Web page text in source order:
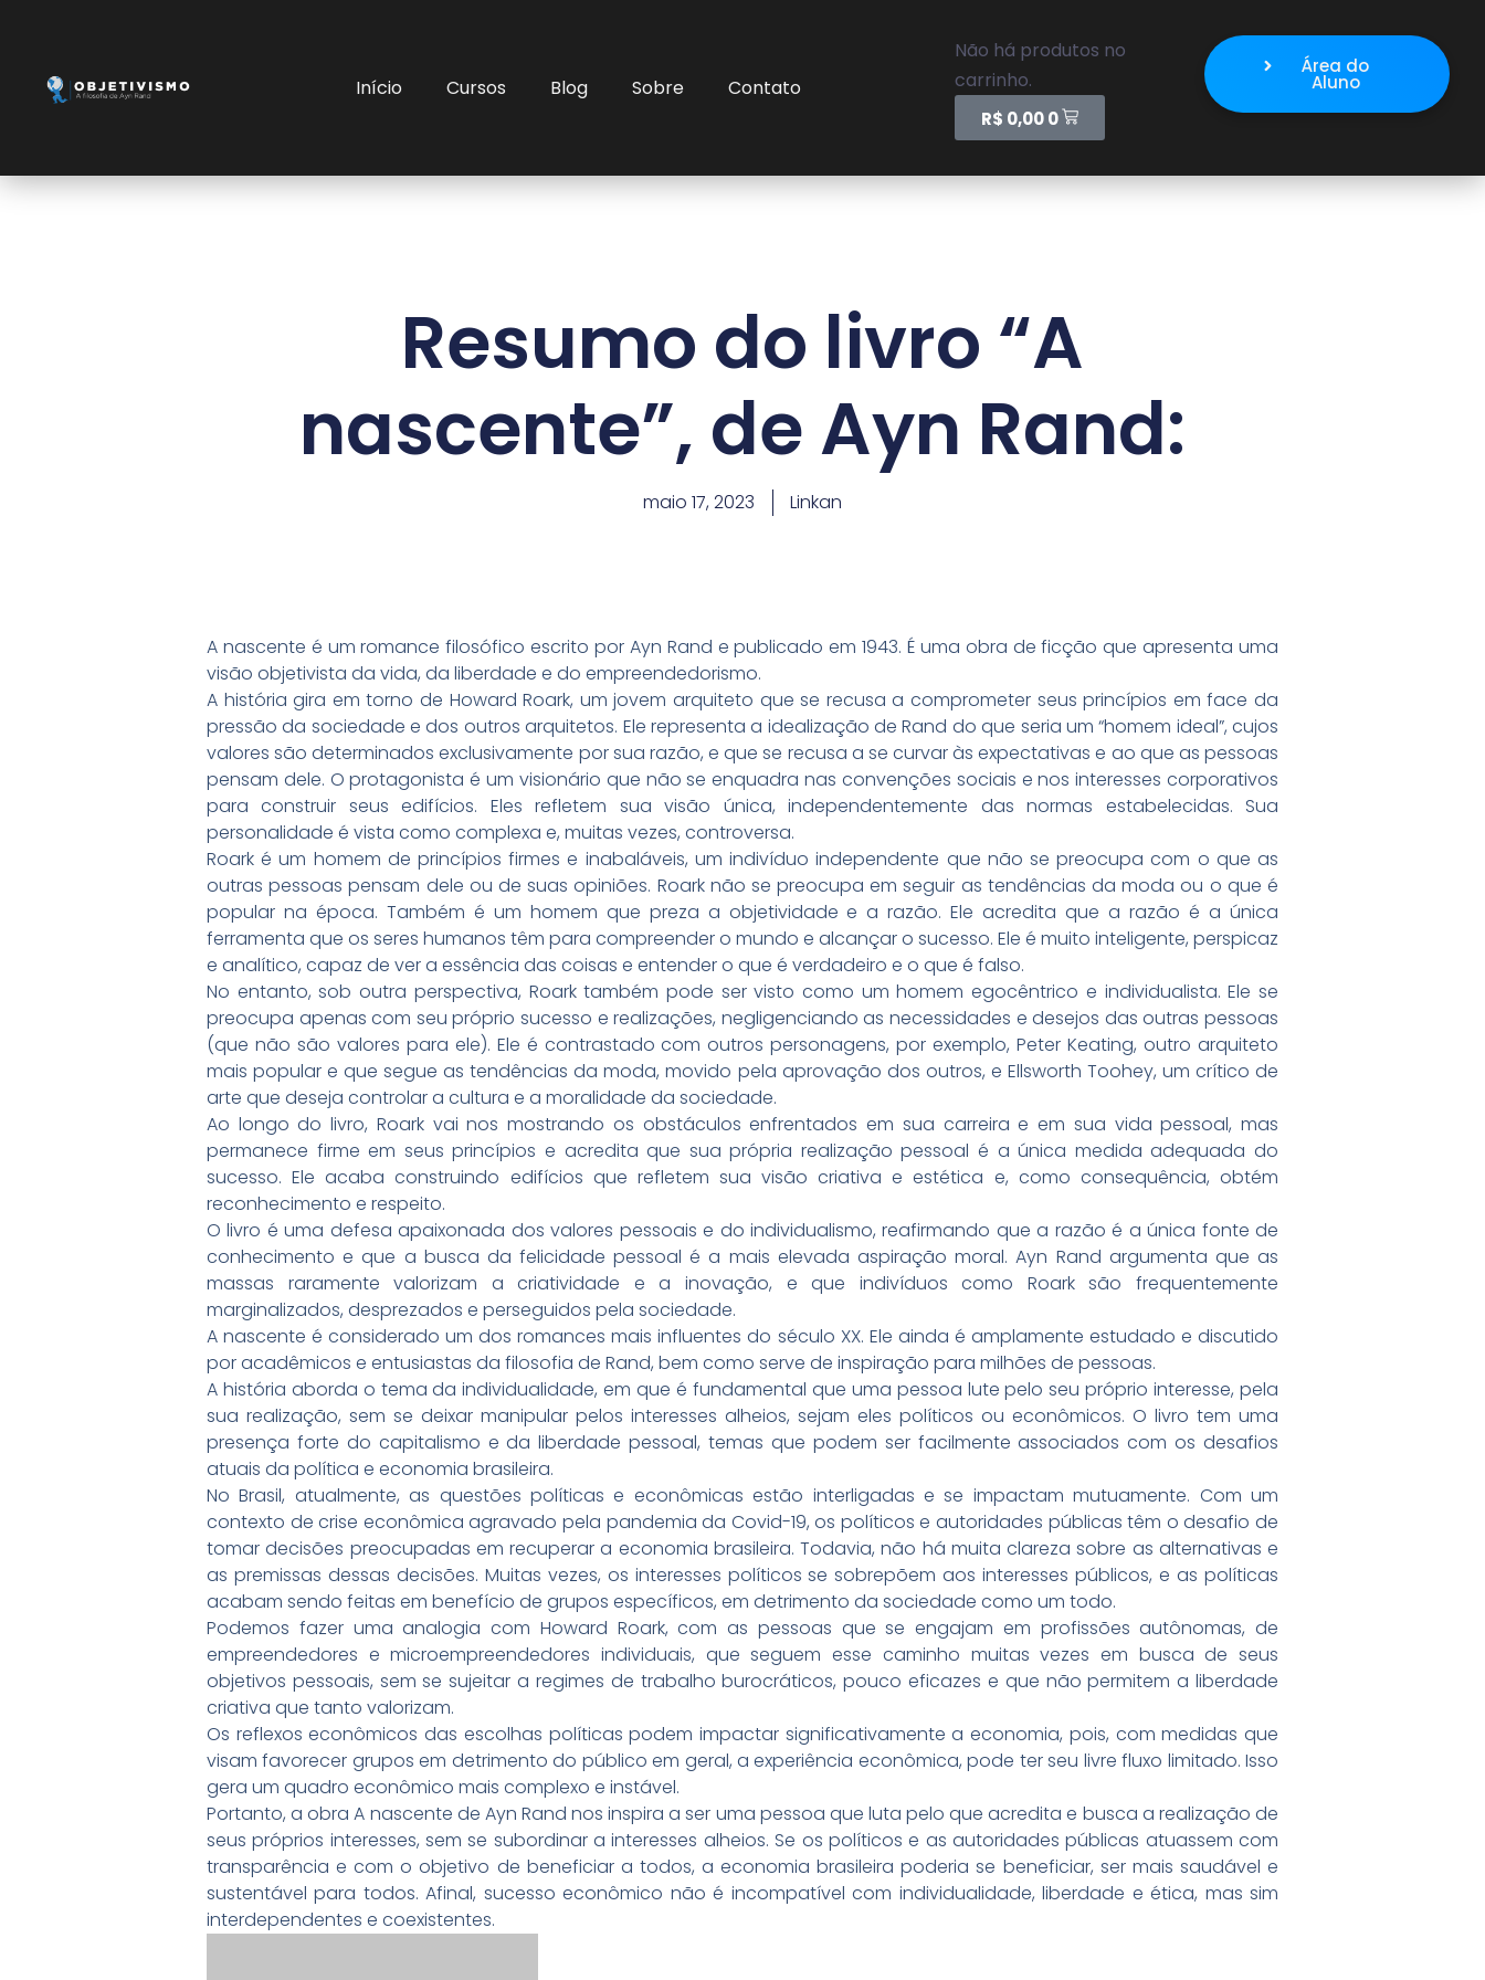
Início Cursos Blog Sobre Contato
Não há produtos no
carrinho.
R$ 0,000
Área do
Aluno
Resumo do livro “A
nascente”, de Ayn Rand:
maio 17, 2023 Linkan
A nascente é um romance filosófico escrito por Ayn Rand e publicado em 1943. É uma obra de ficção que apresenta uma
visão objetivista da vida, da liberdade e do empreendedorismo.
A história gira em torno de Howard Roark, um jovem arquiteto que se recusa a comprometer seus princípios em face da
pressão da sociedade e dos outros arquitetos. Ele representa a idealização de Rand do que seria um “homem ideal”, cujos
valores são determinados exclusivamente por sua razão, e que se recusa a se curvar às expectativas e ao que as pessoas
pensam dele. O protagonista é um visionário que não se enquadra nas convenções sociais e nos interesses corporativos
para construir seus edifícios. Eles refletem sua visão única, independentemente das normas estabelecidas. Sua
personalidade é vista como complexa e, muitas vezes, controversa.
Roark é um homem de princípios firmes e inabaláveis, um indivíduo independente que não se preocupa com o que as
outras pessoas pensam dele ou de suas opiniões. Roark não se preocupa em seguir as tendências da moda ou o que é
popular na época. Também é um homem que preza a objetividade e a razão. Ele acredita que a razão é a única
ferramenta que os seres humanos têm para compreender o mundo e alcançar o sucesso. Ele é muito inteligente, perspicaz
e analítico, capaz de ver a essência das coisas e entender o que é verdadeiro e o que é falso.
No entanto, sob outra perspectiva, Roark também pode ser visto como um homem egocêntrico e individualista. Ele se
preocupa apenas com seu próprio sucesso e realizações, negligenciando as necessidades e desejos das outras pessoas
(que não são valores para ele). Ele é contrastado com outros personagens, por exemplo, Peter Keating, outro arquiteto
mais popular e que segue as tendências da moda, movido pela aprovação dos outros, e Ellsworth Toohey, um crítico de
arte que deseja controlar a cultura e a moralidade da sociedade.
Ao longo do livro, Roark vai nos mostrando os obstáculos enfrentados em sua carreira e em sua vida pessoal, mas
permanece firme em seus princípios e acredita que sua própria realização pessoal é a única medida adequada do
sucesso. Ele acaba construindo edifícios que refletem sua visão criativa e estética e, como consequência, obtém
reconhecimento e respeito.
O livro é uma defesa apaixonada dos valores pessoais e do individualismo, reafirmando que a razão é a única fonte de
conhecimento e que a busca da felicidade pessoal é a mais elevada aspiração moral. Ayn Rand argumenta que as
massas raramente valorizam a criatividade e a inovação, e que indivíduos como Roark são frequentemente
marginalizados, desprezados e perseguidos pela sociedade.
A nascente é considerado um dos romances mais influentes do século XX. Ele ainda é amplamente estudado e discutido
por acadêmicos e entusiastas da filosofia de Rand, bem como serve de inspiração para milhões de pessoas.
A história aborda o tema da individualidade, em que é fundamental que uma pessoa lute pelo seu próprio interesse, pela
sua realização, sem se deixar manipular pelos interesses alheios, sejam eles políticos ou econômicos. O livro tem uma
presença forte do capitalismo e da liberdade pessoal, temas que podem ser facilmente associados com os desafios
atuais da política e economia brasileira.
No Brasil, atualmente, as questões políticas e econômicas estão interligadas e se impactam mutuamente. Com um
contexto de crise econômica agravado pela pandemia da Covid-19, os políticos e autoridades públicas têm o desafio de
tomar decisões preocupadas em recuperar a economia brasileira. Todavia, não há muita clareza sobre as alternativas e
as premissas dessas decisões. Muitas vezes, os interesses políticos se sobrepõem aos interesses públicos, e as políticas
acabam sendo feitas em benefício de grupos específicos, em detrimento da sociedade como um todo.
Podemos fazer uma analogia com Howard Roark, com as pessoas que se engajam em profissões autônomas, de
empreendedores e microempreendedores individuais, que seguem esse caminho muitas vezes em busca de seus
objetivos pessoais, sem se sujeitar a regimes de trabalho burocráticos, pouco eficazes e que não permitem a liberdade
criativa que tanto valorizam.
Os reflexos econômicos das escolhas políticas podem impactar significativamente a economia, pois, com medidas que
visam favorecer grupos em detrimento do público em geral, a experiência econômica, pode ter seu livre fluxo limitado. Isso
gera um quadro econômico mais complexo e instável.
Portanto, a obra A nascente de Ayn Rand nos inspira a ser uma pessoa que luta pelo que acredita e busca a realização de
seus próprios interesses, sem se subordinar a interesses alheios. Se os políticos e as autoridades públicas atuassem com
transparência e com o objetivo de beneficiar a todos, a economia brasileira poderia se beneficiar, ser mais saudável e
sustentável para todos. Afinal, sucesso econômico não é incompatível com individualidade, liberdade e ética, mas sim
interdependentes e coexistentes.